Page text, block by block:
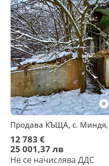
Продава КЪЩА, с. Миндя,
12 783 €
25 001,37 лв
Не се начислява ДДС